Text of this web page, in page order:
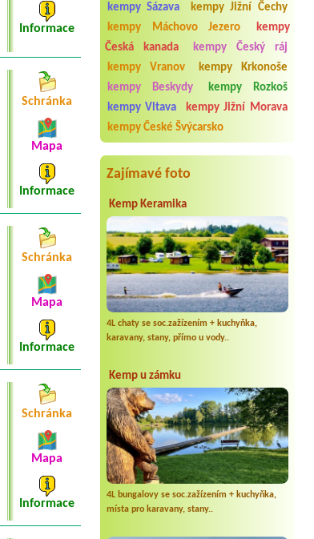
Termín od 2026-08-01 |Autokempink
Dřenice
1X Wohnmobil, 1X kleines Zelt, 3x
Erwachsene, 1x Kind, 1x Hund
Termín od 2026-08-08 | Kemp U
Ferdinanda
Termín od 2026-09-04 | Kemp Josef
1 stan-2 osoby
kempy Sázava
kempy Jižní Čechy
kempy Máchovo Jezero
kempy
Česká kanada
kempy Český ráj
kempy Vranov
kempy Krkonoše
kempy Beskydy
kempy Rozkoš
kempy Vltava
kempy Jižní Morava
kempy České Švýcarsko
Zajímavé foto
Kemp Keramika
4L chaty se soc.zažízením + kuchyňka,
karavany, stany, přímo u vody..
Kemp u zámku
4L bungalovy se soc.zažízením + kuchyňka,
místa pro karavany, stany..
Informace
Schránka
Mapa
Informace
Schránka
Mapa
Informace
Schránka
Mapa
Informace